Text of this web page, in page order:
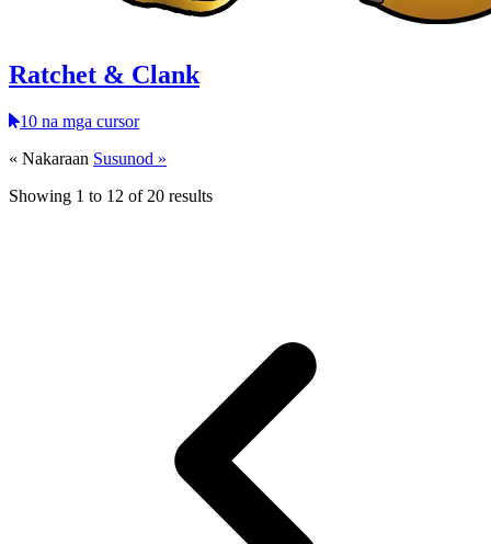
Ratchet & Clank
10 na mga cursor
« Nakaraan Susunod »
Showing 1 to 12 of 20 results